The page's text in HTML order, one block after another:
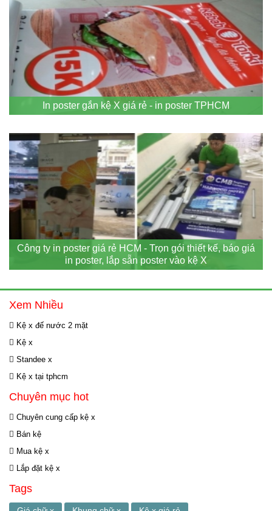
In poster gắn kệ X giá rẻ - in poster TPHCM
Công ty in poster giá rẻ HCM - Trọn gói thiết kế, báo giá
in poster, lắp sẵn poster vào kệ X
Xem Nhiều
Kệ x đế nước 2 mặt
Kệ x
Standee x
Kệ x tại tphcm
Chuyên mục hot
Chuyên cung cấp kệ x
Bán kệ
Mua kệ x
Lắp đặt kệ x
Tags